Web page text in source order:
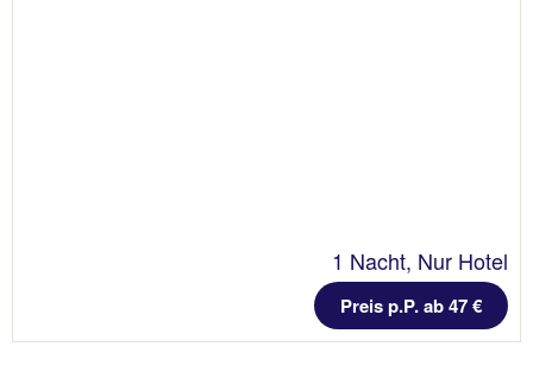
1 Nacht, Nur Hotel
Preis p.P. ab 47 €